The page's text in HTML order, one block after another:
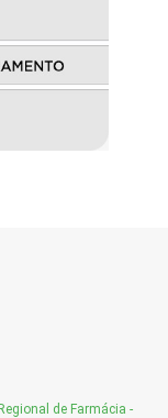
de Farmácia -